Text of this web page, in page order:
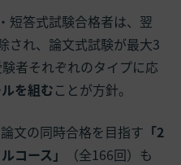
短答式試験合格者は、翌
され、論文式試験が最大3
者それぞれのタイプに応
を組むことが方針。
文の同時合格を目指す 「2
コース」
（全166回）も